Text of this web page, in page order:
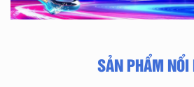
SẢN PHẨM NỔI